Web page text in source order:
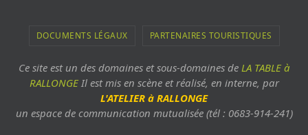
DOCUMENTS LÉGAUX PARTENAIRES TOURISTIQUES
Ce site est un des domaines et sous-domaines de LA TABLE à
RALLONGEIl est mis en scène et réalisé, en interne, par
L'ATELIER à RALLONGE
un espace de communication mutualisée (tél : 0683-914-241)